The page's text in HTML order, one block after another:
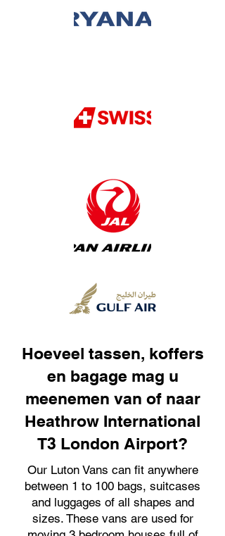
Hoeveel tassen, koffers
en bagage mag u
meenemen van of naar
Heathrow International
T3 London Airport?
Our Luton Vans can fit anywhere
between 1 to 100 bags, suitcases
and luggages of all shapes and
sizes. These vans are used for